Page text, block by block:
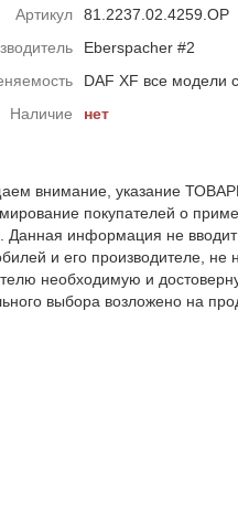
Артикул
81.2237.02.4259.OP
Eberspacher #2
DAF XF все модели
Наличие
нет
внимание, указание
покупателей о
Данная информация не
и его производителе, не
необходимую и
выбора возложено на